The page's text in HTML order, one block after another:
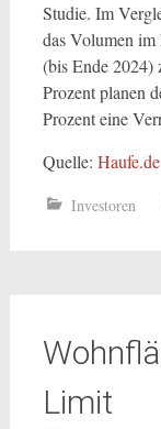
Studie. Im
das Volumen
(bis Ende 2024)
Prozent planen
Prozent eine
Quelle: Haufe.de
Investoren
Limit